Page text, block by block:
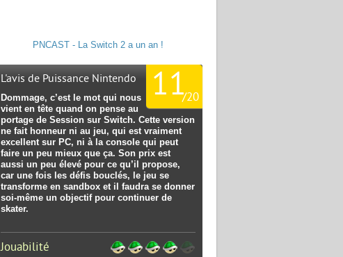
PNCAST - La Switch 2 a un an !
11
/20
L'avis de Puissance Nintendo
Dommage, c’est le mot qui nous
vient en tête quand on pense au
portage de Session sur Switch. Cette version
ne fait honneur ni au jeu, qui est vraiment
excellent sur PC, ni à la console qui peut
faire un peu mieux que ça. Son prix est
aussi un peu élevé pour ce qu’il propose,
car une fois les défis bouclés, le jeu se
transforme en sandbox et il faudra se donner
soi-même un objectif pour continuer de
skater.
Jouabilité